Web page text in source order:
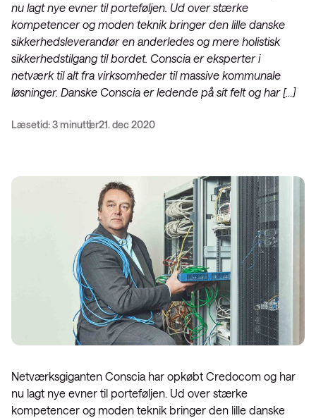
nu lagt nye evner til porteføljen. Ud over stærke
kompetencer og moden teknik bringer den lille danske
sikkerhedsleverandør en anderledes og mere holistisk
sikkerhedstilgang til bordet. Conscia er eksperter i
netværk til alt fra virksomheder til massive kommunale
løsninger. Danske Conscia er ledende på sit felt og har […]
Læsetid: 3 minutter21. dec 2020
Netværksgiganten Conscia har opkøbt Credocom og har
nu lagt nye evner til porteføljen. Ud over stærke
kompetencer og moden teknik bringer den lille danske